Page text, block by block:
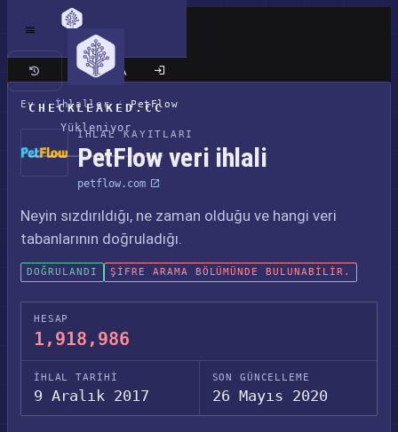
CHECKLEAKED.CC
Yükleniyor
Klasik site
Ev / İhlaller / PetFlow
İHLAL KAYITLARI
PetFlow veri ihlali
petflow.com
Neyin sızdırıldığı, ne zaman olduğu ve hangi veri
tabanlarının doğruladığı.
DOĞRULANDI ŞIFRE ARAMA BÖLÜMÜNDE BULUNABILIR.
HESAP
1,918,986
İHLAL TARIHI
9 Aralık 2017
SON GÜNCELLEME
26 Mayıs 2020